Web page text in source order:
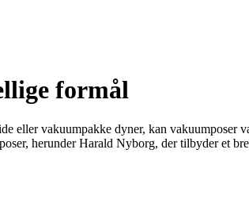
formål
eller vakuumpakke dyner, kan vakuumposer
herunder Harald Nyborg, der tilbyder et